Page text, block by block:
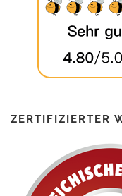
ZERTIFIZIERTER